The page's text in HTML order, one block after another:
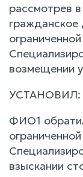
рассмотрев
возмещении
УСТАНОВИЛ:
ФИО1
взыскании